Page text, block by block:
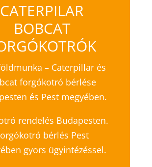
CATERPILAR
BOBCAT
– Caterpillar és
forgókotró bérlése
és Pest megyében.
rendelés Budapesten.
bérlés Pest
gyors ügyintézéssel.